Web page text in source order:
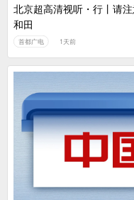
北京超高清视听・行丨请
和田
首都广电 1天前